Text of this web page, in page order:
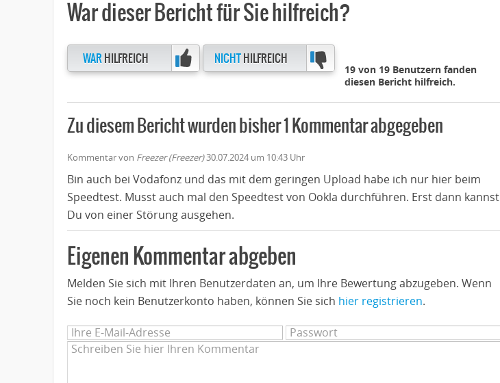
War dieser Bericht für Sie hilfreich?
WAR HILFREICH NICHTHILFREICH
19 von 19 Benutzern fanden
diesen Bericht hilfreich.
Zu diesem Bericht wurden bisher 1 Kommentar abgegeben
Kommentar von Freezer (Freezer)30.07.2024 um 10:43 Uhr
Bin auch bei Vodafonz und das mit dem geringen Upload habe ich nur hier beim
Speedtest. Musst auch mal den Speedtest von Ookla durchführen. Erst dann kannst
Du von einer Störung ausgehen.
Eigenen Kommentar abgeben
Melden Sie sich mit Ihren Benutzerdaten an, um Ihre Bewertung abzugeben. Wenn
Sie noch kein Benutzerkonto haben, können Sie sich hier registrieren.